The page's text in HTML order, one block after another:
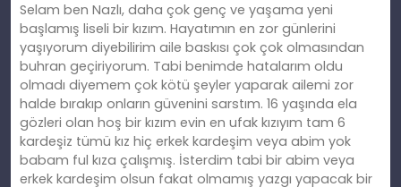
Selam ben Nazlı, daha çok genç ve yaşama yeni
başlamış liseli bir kızım. Hayatımın en zor günlerini
yaşıyorum diyebilirim aile baskısı çok çok olmasından
buhran geçiriyorum. Tabi benimde hatalarım oldu
olmadı diyemem çok kötü şeyler yaparak ailemi zor
halde bırakıp onların güvenini sarstım. 16 yaşında ela
gözleri olan hoş bir kızım evin en ufak kızıyım tam 6
kardeşiz tümü kız hiç erkek kardeşim veya abim yok
babam ful kıza çalışmış. İsterdim tabi bir abim veya
erkek kardeşim olsun fakat olmamış yazgı yapacak bir